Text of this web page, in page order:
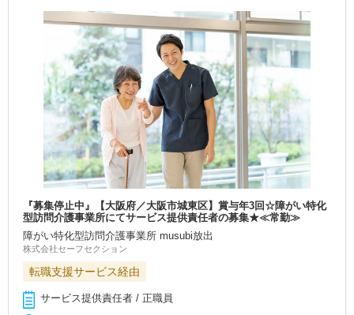
『募集停止中』【大阪府／大阪市城東区】賞与年3回☆障がい特化
型訪問介護事業所にてサービス提供責任者の募集★≪常勤≫
障がい特化型訪問介護事業所 musubi放出
株式会社セーフセクション
転職支援サービス経由
サービス提供責任者 / 正職員